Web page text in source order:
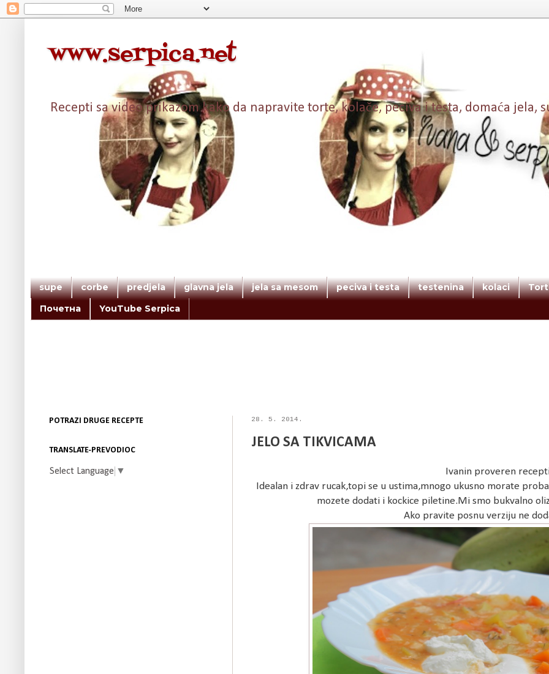
www.serpica.net
Recepti sa video prikazom kako da napravite torte, kolače, peciva i testa, domaća jela,
supe corbe predjela glavna jela jela sa mesom peciva i testa testenina kolaci
Почетна
YouTube Serpica
28. 5. 2014.
JELO SA TIKVICAMA
Ivanin proveren
Idealan i zdrav rucak,topi se u ustima,mnogo ukusno morate
mozete dodati i kockice piletine.Mi smo bukvalno
Ako pravite posnu verziju ne
POTRAZI DRUGE RECEPTE
TRANSLATE-PREVODIOC
Select Language ▼